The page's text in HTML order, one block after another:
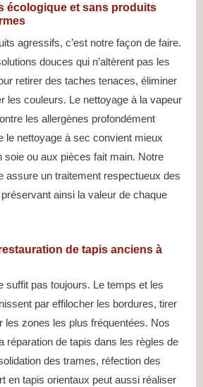
écologique et sans produits
agressifs, c’est notre façon de faire.
douces qui n’altèrent pas les
retirer des taches tenaces, éliminer
les couleurs. Le nettoyage à la vapeur
les allergènes profondément
le nettoyage à sec convient mieux
soie ou aux pièces fait main. Notre
assure un traitement respectueux des
ainsi la valeur de chaque
de tapis anciens à
suffit pas toujours. Le temps et les
par effilocher les bordures, tirer
les zones les plus fréquentées. Nos
réparation de tapis dans les règles de
des trames, réfection des
en tapis orientaux peut aussi réaliser